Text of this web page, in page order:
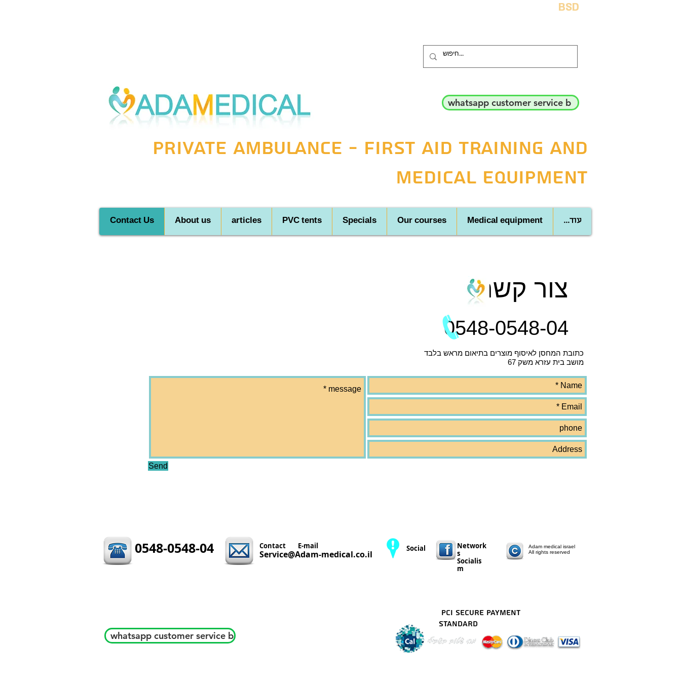
BSD
Private ambulance - first aid training and
medical equipment
whatsapp customer service b
Contact Us About us articles PVC tents Specials Our courses Medical equipment ...עוד
צור קשר
0548-0548-04
כתובת המחסן לאיסוף מוצרים בתיאום מראש בלבד
מושב בית עזרא משק 67
Send
0548-0548-04 Contact E-mail
Service@Adam-medical.co.il
Social
Network
s
Socialis
m
​​Adam medical israel
All rights reserved
whatsapp customer service b
PCI secure payment
standard